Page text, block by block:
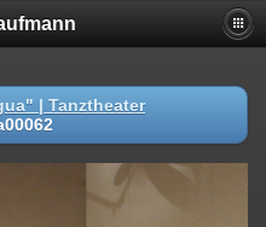
| Tanztheater